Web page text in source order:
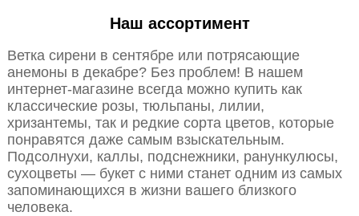
Наш ассортимент
Ветка сирени в сентябре или потрясающие
анемоны в декабре? Без проблем! В нашем
интернет-магазине всегда можно купить как
классические розы, тюльпаны, лилии,
хризантемы, так и редкие сорта цветов, которые
понравятся даже самым взыскательным.
Подсолнухи, каллы, подснежники, ранункулюсы,
сухоцветы — букет с ними станет одним из самых
запоминающихся в жизни вашего близкого
человека.